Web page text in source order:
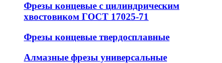
Фрезы концевые с цилиндрическим
хвостовиком ГОСТ 17025-71
Фрезы концевые твердосплавные
Алмазные фрезы универсальные